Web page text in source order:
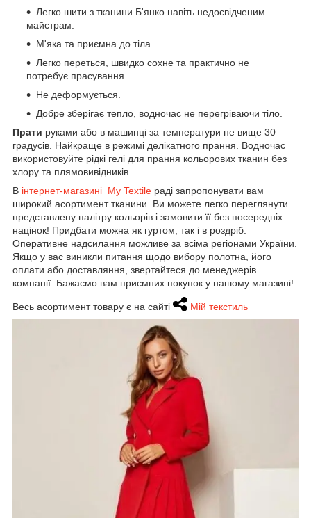
Легко шити з тканини Б'янко навіть недосвідченим
майстрам.
М'яка та приємна до тіла.
Легко переться, швидко сохне та практично не
потребує прасування.
Не деформується.
Добре зберігає тепло, водночас не перегріваючи тіло.
Прати руками або в машинці за температури не вище 30
градусів. Найкраще в режимі делікатного прання. Водночас
використовуйте рідкі гелі для прання кольорових тканин без
хлору та плямовивідників.
В інтернет-магазині My Textile раді запропонувати вам
широкий асортимент тканини. Ви можете легко переглянути
представлену палітру кольорів і замовити її без посередніх
націнок! Придбати можна як гуртом, так і в роздріб.
Оперативне надсилання можливе за всіма регіонами України.
Якщо у вас виникли питання щодо вибору полотна, його
оплати або доставляння, звертайтеся до менеджерів
компанії. Бажаємо вам приємних покупок у нашому магазині!
Весь асортимент товару є на сайті Мій текстиль